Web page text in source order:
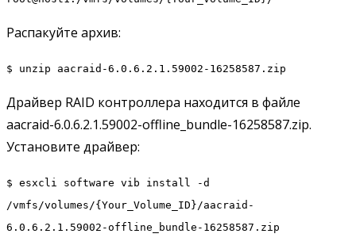
Распакуйте архив:
$ unzip aacraid-6.0.6.2.1.59002-16258587.zip
Драйвер RAID контроллера находится в файле
aacraid-6.0.6.2.1.59002-offline_bundle-16258587.zip.
Установите драйвер:
$ esxcli software vib install -d
/vmfs/volumes/{Your_Volume_ID}/aacraid-
6.0.6.2.1.59002-offline_bundle-16258587.zip